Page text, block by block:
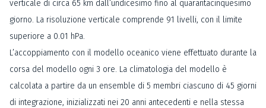
verticale di circa 65 km dall’undicesimo fino al quarantacinquesimo
giorno. La risoluzione verticale comprende 91 livelli, con il limite
superiore a 0.01 hPa.
L’accoppiamento con il modello oceanico viene effettuato durante la
corsa del modello ogni 3 ore. La climatologia del modello è
calcolata a partire da un ensemble di 5 membri ciascuno di 45 giorni
di integrazione, inizializzati nei 20 anni antecedenti e nella stessa